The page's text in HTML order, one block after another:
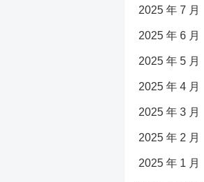
2025 年 7 月
2025 年 6 月
2025 年 5 月
2025 年 4 月
2025 年 3 月
2025 年 2 月
2025 年 1 月